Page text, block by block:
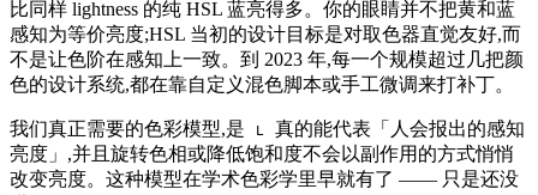
比同样 lightness 的纯 HSL 蓝亮得多。你的眼睛并不把黄和蓝
感知为等价亮度;HSL 当初的设计目标是对取色器直觉友好,而
不是让色阶在感知上一致。到 2023 年,每一个规模超过几把颜
色的设计系统,都在靠自定义混色脚本或手工微调来打补丁。
我们真正需要的色彩模型,是 L
真的能代表「人会报出的感知
亮度」,并且旋转色相或降低饱和度不会以副作用的方式悄悄
改变亮度。这种模型在学术色彩学里早就有了 —— 只是还没